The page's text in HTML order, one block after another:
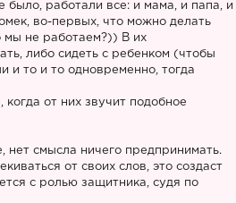
было, работали все: и мама, и папа, и
во-первых, что можно делать
мы не работаем?)) В их
либо сидеть с ребенком (чтобы
и то и то одновременно, тогда
когда от них звучит подобное
нет смысла ничего предпринимать.
от своих слов, это создаст
с ролью защитника, судя по